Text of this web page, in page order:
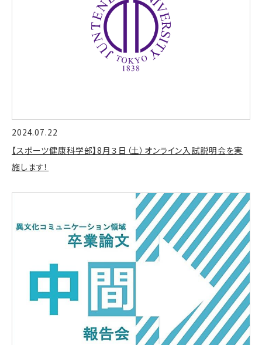
2024.07.22
【スポーツ健康科学部】8月３日（土）オンライン入試説明会を実
施します！